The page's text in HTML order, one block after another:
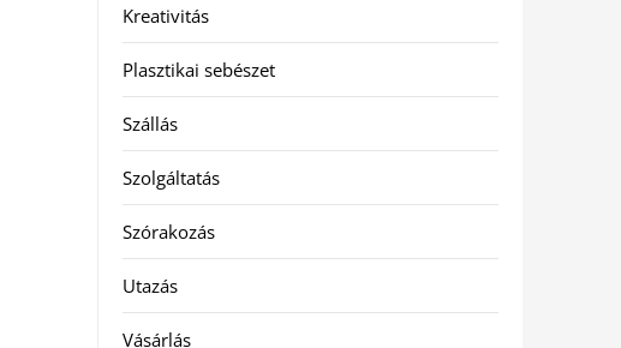
Kreativitás
Plasztikai sebészet
Szállás
Szolgáltatás
Szórakozás
Utazás
Vásárlás